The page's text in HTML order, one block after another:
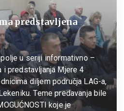
predstavljena
u seriji informativno –
i predstavljanja Mjere 4
diljem područja LAG-a,
Teme predavanja bile
koje je